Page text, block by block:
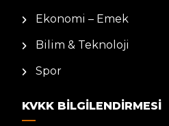
Ekonomi – Emek
Bilim & Teknoloji
Spor
KVKK BILGILENDIRMESI